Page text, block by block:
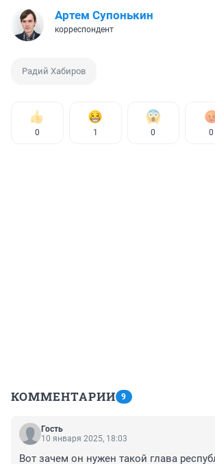
Артем Супонькин
корреспондент
Радий Хабиров
0 1 0 0
КОММЕНТАРИИ 9
Гость
10 января 2025, 18:03
Вот зачем он нужен такой глава